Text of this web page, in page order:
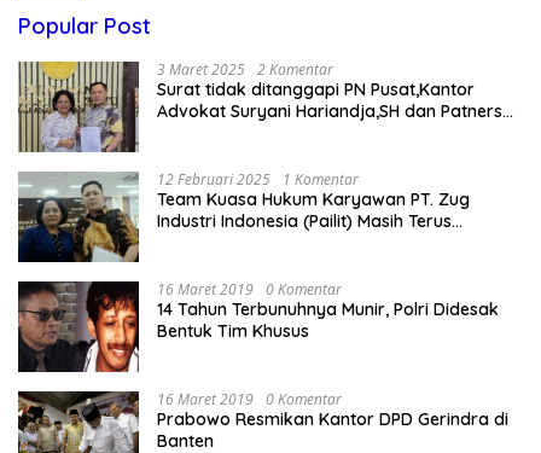
Popular Post
3 Maret 2025 2 Komentar
Surat tidak ditanggapi PN Pusat,Kantor
Advokat Suryani Hariandja,SH dan Patners
12 Februari 2025 1 Komentar
Team Kuasa Hukum Karyawan PT. Zug
Industri Indonesia (Pailit) Masih Terus
16 Maret 2019 0 Komentar
14 Tahun Terbunuhnya Munir, Polri Didesak
Bentuk Tim Khusus
16 Maret 2019 0 Komentar
Prabowo Resmikan Kantor DPD Gerindra di
Banten